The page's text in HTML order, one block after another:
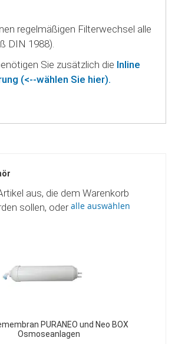
regelmäßigen Filterwechsel alle
DIN 1988).
Sie zusätzlich die Inline
(<--wählen Sie hier).
aus, die dem Warenkorb
sollen, oderalle auswählen
Energetisierungsfilter Inline